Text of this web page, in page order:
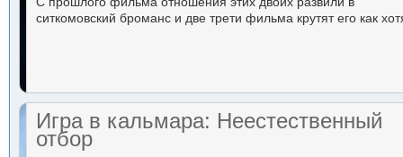
ситкомовский броманс и две трети фильма крутят его как
Игра в кальмара: Неестественный
отбор